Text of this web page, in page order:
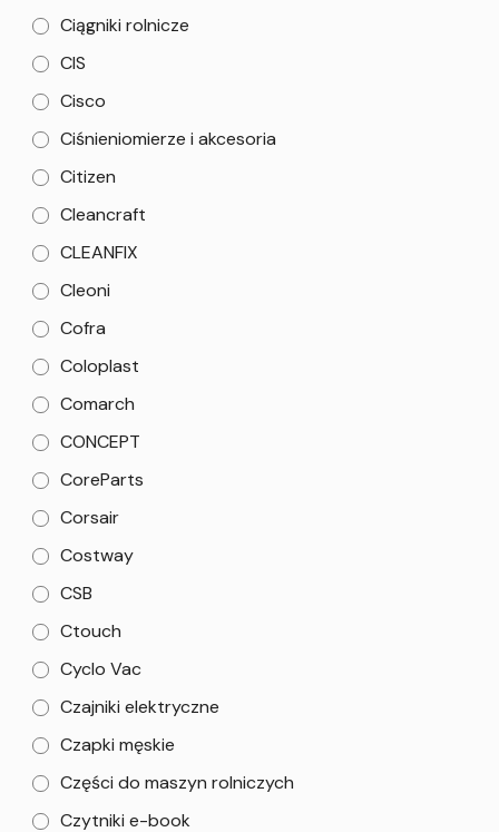
Ciągniki rolnicze
CIS
Cisco
Ciśnieniomierze i akcesoria
Citizen
Cleancraft
CLEANFIX
Cleoni
Cofra
Coloplast
Comarch
CONCEPT
CoreParts
Corsair
Costway
CSB
Ctouch
Cyclo Vac
Czajniki elektryczne
Czapki męskie
Części do maszyn rolniczych
Czytniki e-book